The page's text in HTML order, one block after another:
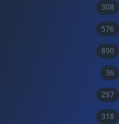
308
576
890
36
297
318